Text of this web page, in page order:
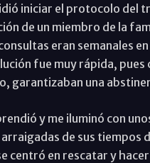
iniciar el protocolo del
de un miembro de la
eran semanales
fue muy rápida,
garantizaban una
y me iluminó con
de sus tiempos
centró en rescatar y